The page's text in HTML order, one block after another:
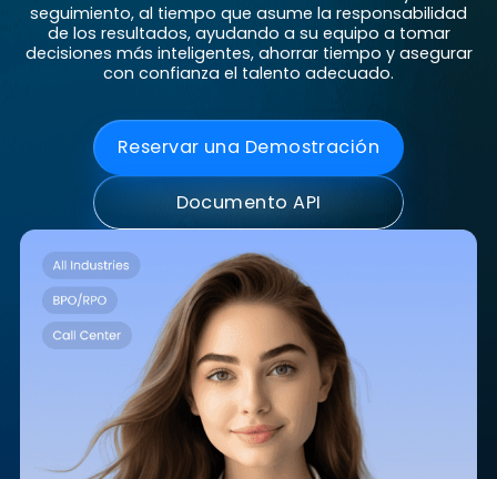
proceso de contratación, desde la búsqueda y
selección hasta el análisis de entrevistas y el
seguimiento, al tiempo que asume la
de los resultados, ayudando a su equipo a
con confianza el talento adecuado.
Reservar una Demostración
Documento API